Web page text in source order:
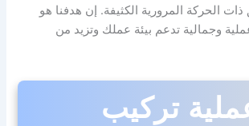
الحركة المرورية الكثيفة. إن هدفنا هو
وجمالية تدعم بيئة عملك وتزيد من
تركيب